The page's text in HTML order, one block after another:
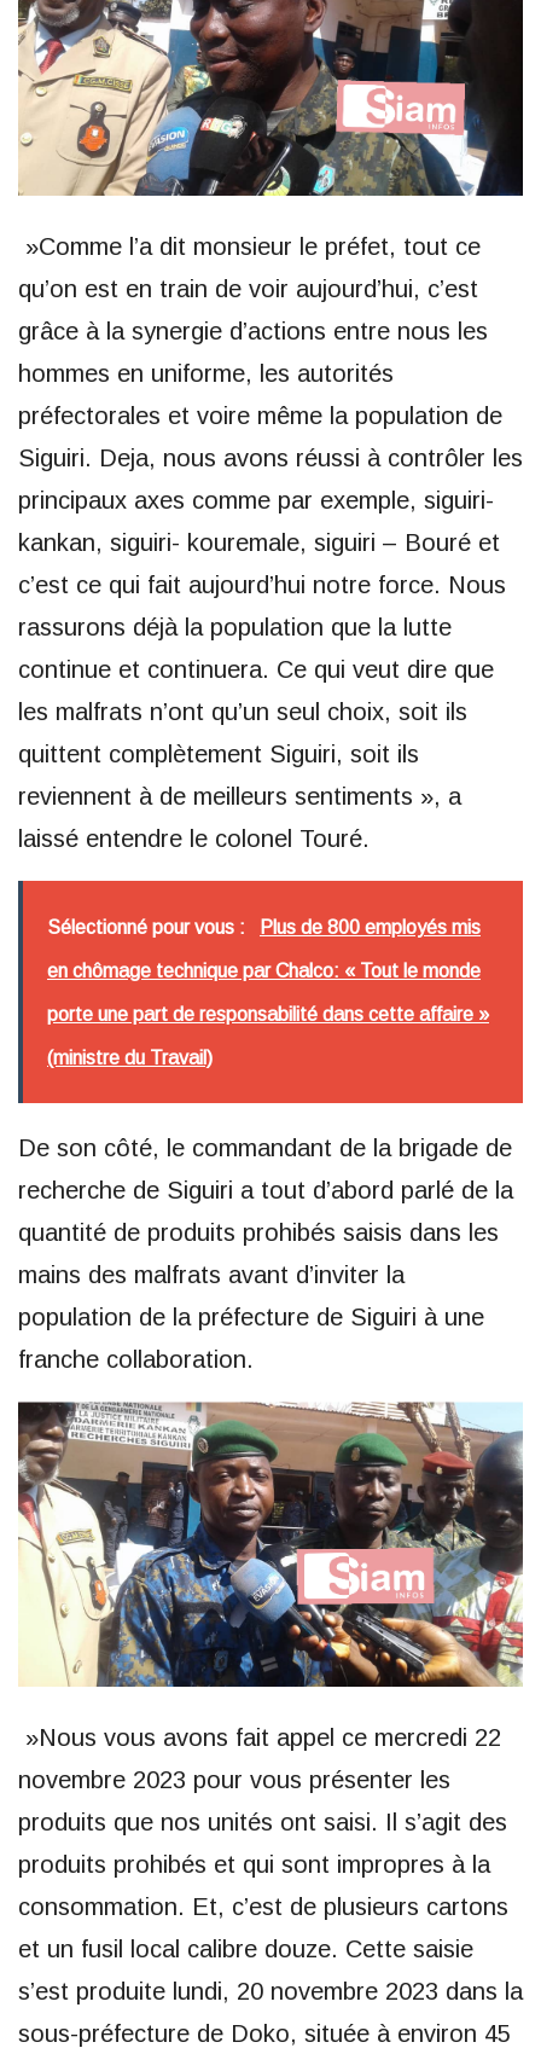
»Comme l’a dit monsieur le préfet, tout ce
qu’on est en train de voir aujourd’hui, c’est
grâce à la synergie d’actions entre nous les
hommes en uniforme, les autorités
préfectorales et voire même la population de
Siguiri. Deja, nous avons réussi à contrôler les
principaux axes comme par exemple, siguiri-
kankan, siguiri- kouremale, siguiri – Bouré et
c’est ce qui fait aujourd’hui notre force. Nous
rassurons déjà la population que la lutte
continue et continuera. Ce qui veut dire que
les malfrats n’ont qu’un seul choix, soit ils
quittent complètement Siguiri, soit ils
reviennent à de meilleurs sentiments », a
laissé entendre le colonel Touré.
Sélectionné pour vous : Plus de 800 employés mis
en chômage technique par Chalco: « Tout le monde
porte une part de responsabilité dans cette affaire »
(ministre du Travail)
De son côté, le commandant de la brigade de
recherche de Siguiri a tout d’abord parlé de la
quantité de produits prohibés saisis dans les
mains des malfrats avant d’inviter la
population de la préfecture de Siguiri à une
franche collaboration.
»Nous vous avons fait appel ce mercredi 22
novembre 2023 pour vous présenter les
produits que nos unités ont saisi. Il s’agit des
produits prohibés et qui sont impropres à la
consommation. Et, c’est de plusieurs cartons
et un fusil local calibre douze. Cette saisie
s’est produite lundi, 20 novembre 2023 dans la
sous-préfecture de Doko, située à environ 45